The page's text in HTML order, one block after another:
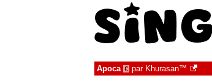
Apoca € par Khurasan™